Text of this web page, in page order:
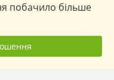
побачило більше